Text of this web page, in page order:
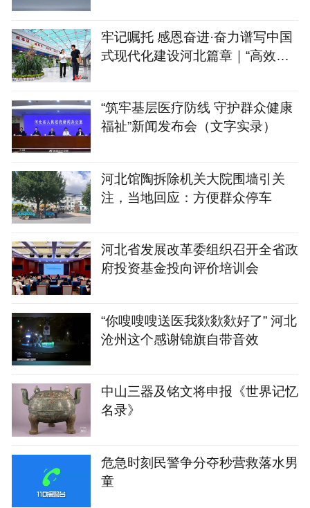
牢记嘱托 感恩奋进·奋力谱写中国
式现代化建设河北篇章｜“高效办
“筑牢基层医疗防线 守护群众健康
福祉”新闻发布会（文字实录）
河北馆陶拆除机关大院围墙引关
注，当地回应：方便群众停车
河北省发展改革委组织召开全省政
府投资基金投向评价培训会
“你嗖嗖嗖送医我欻欻欻好了” 河北
沧州这个感谢锦旗自带音效
中山三器及铭文将申报《世界记忆
名录》
危急时刻民警争分夺秒营救落水男
童